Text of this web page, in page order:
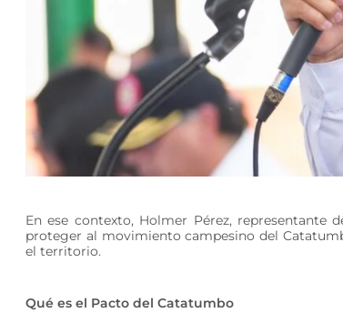
En ese contexto, Holmer Pérez, representante
proteger al movimiento campesino del
el territorio.
Qué es el Pacto del Catatumbo